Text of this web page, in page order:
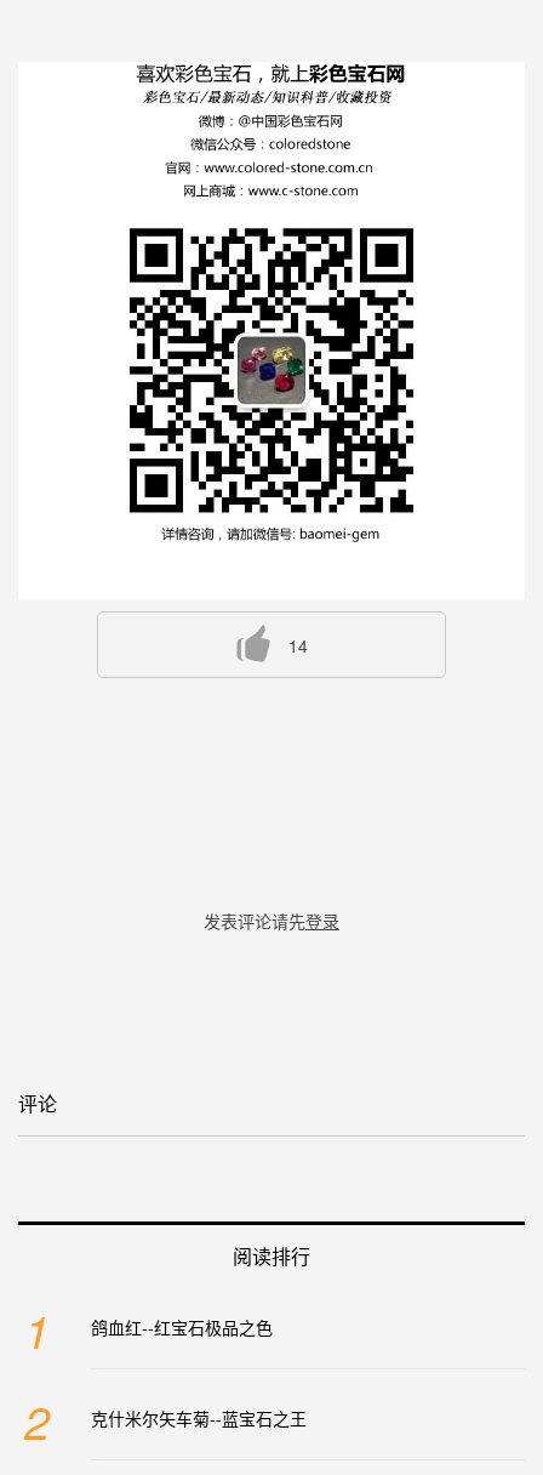
14
发表评论请先登录
评论
阅读排行
1 鸽血红--红宝石极品之色
2 克什米尔矢车菊--蓝宝石之王